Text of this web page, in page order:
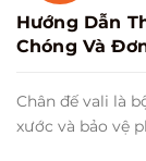
Hướng Dẫn
Chóng Và
Chân đế vali là
xước và bảo vệ